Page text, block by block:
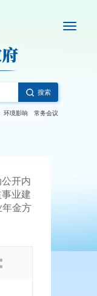
搜索
环境影响 常务会议
开内
业建
年金方